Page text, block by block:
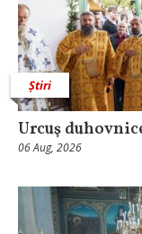
Știri
Urcuş
06 Aug, 2026